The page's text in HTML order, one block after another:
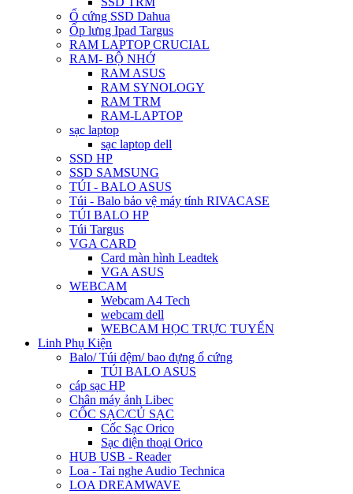
Ổ cứng SSD Dahua
Ốp lưng Ipad Targus
RAM LAPTOP CRUCIAL
RAM- BỘ NHỚ
RAM ASUS
RAM SYNOLOGY
RAM TRM
RAM-LAPTOP
sạc laptop
sạc laptop dell
SSD HP
SSD SAMSUNG
TÚI - BALO ASUS
Túi - Balo bảo vệ máy tính RIVACASE
TÚI BALO HP
Túi Targus
VGA CARD
Card màn hình Leadtek
VGA ASUS
WEBCAM
Webcam A4 Tech
webcam dell
WEBCAM HỌC TRỰC TUYẾN
Linh Phụ Kiện
Balo/ Túi đệm/ bao đựng ổ cứng
TÚI BALO ASUS
cáp sạc HP
Chân máy ảnh Libec
CỐC SẠC/CỦ SẠC
Cốc Sạc Orico
Sạc điện thoại Orico
HUB USB - Reader
Loa - Tai nghe Audio Technica
LOA DREAMWAVE